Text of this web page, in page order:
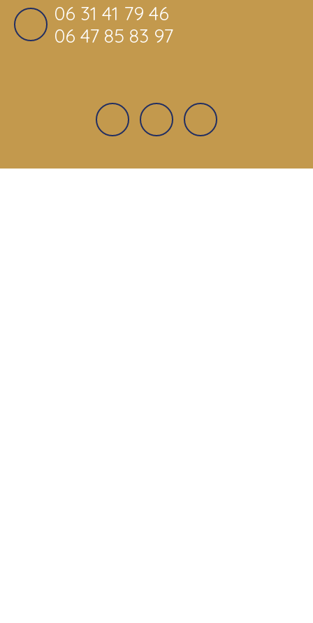
06 31 41 79 46
06 47 85 83 97